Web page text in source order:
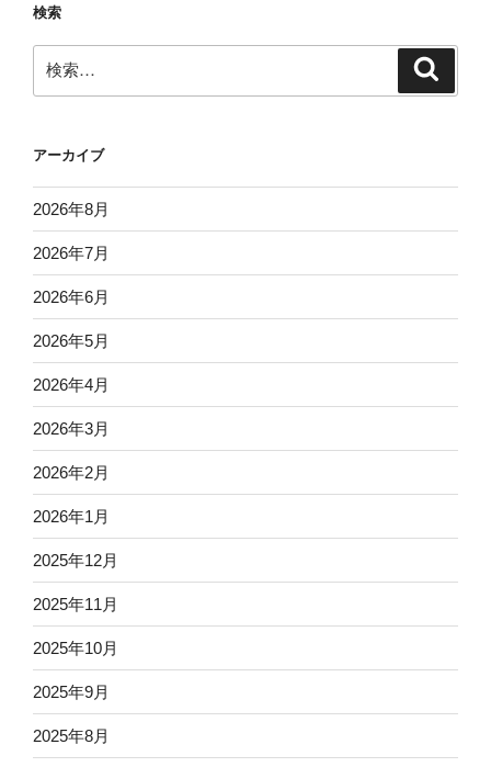
検索
索:
アーカイブ
2026年8月
2026年7月
2026年6月
2026年5月
2026年4月
2026年3月
2026年2月
2026年1月
2025年12月
2025年11月
2025年10月
2025年9月
2025年8月